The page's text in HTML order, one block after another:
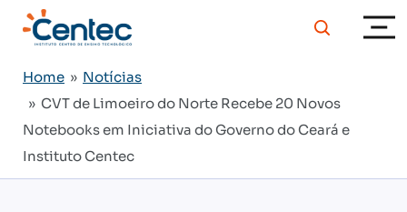
Home » Notícias
» CVT de Limoeiro do Norte Recebe 20 Novos
Notebooks em Iniciativa do Governo do Ceará e
Instituto Centec